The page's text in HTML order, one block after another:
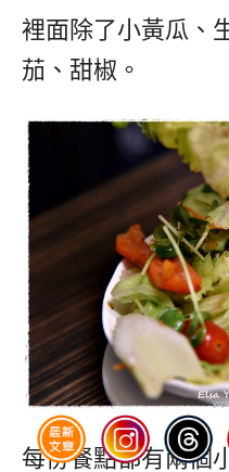
裡面除了小黃瓜、
茄、甜椒。
每份餐點都有兩個